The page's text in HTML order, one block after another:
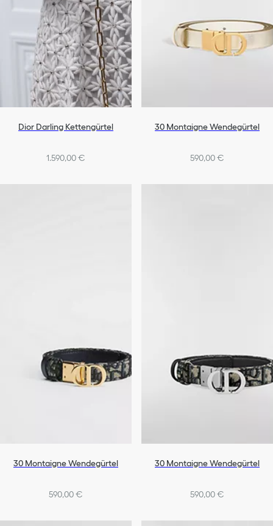
Dior Darling Kettengürtel
1.590,00 €
30 Montaigne Wendegürtel
590,00 €
30 Montaigne Wendegürtel
590,00 €
30 Montaigne Wendegürtel
590,00 €